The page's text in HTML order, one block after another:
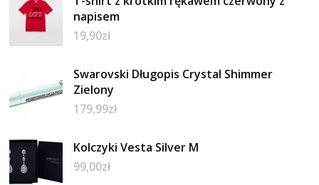
napisem
19,90zł
Swarovski Długopis Crystal Shimmer
Zielony
179,99zł
Kolczyki Vesta Silver M
99,00zł